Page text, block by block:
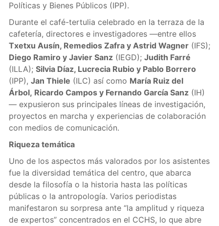
Políticas y Bienes Públicos (IPP).
Durante el café-tertulia celebrado en la terraza de la
cafetería, directores e investigadores —entre ellos
Txetxu Ausín, Remedios Zafra y Astrid Wagner(IFS);
Diego Ramiro y Javier Sanz(IEGD); Judith Farré
(ILLA); Silvia Díaz, Lucrecia Rubio y Pablo Borrero
(IPP), Jan Thiele (ILC) así como María Ruiz del
Árbol, Ricardo Campos y Fernando García Sanz(IH)
— expusieron sus principales líneas de investigación,
proyectos en marcha y experiencias de colaboración
con medios de comunicación.
Riqueza temática
Uno de los aspectos más valorados por los asistentes
fue la diversidad temática del centro, que abarca
desde la filosofía o la historia hasta las políticas
públicas o la antropología. Varios periodistas
manifestaron su sorpresa ante “la amplitud y riqueza
de expertos” concentrados en el CCHS, lo que abre